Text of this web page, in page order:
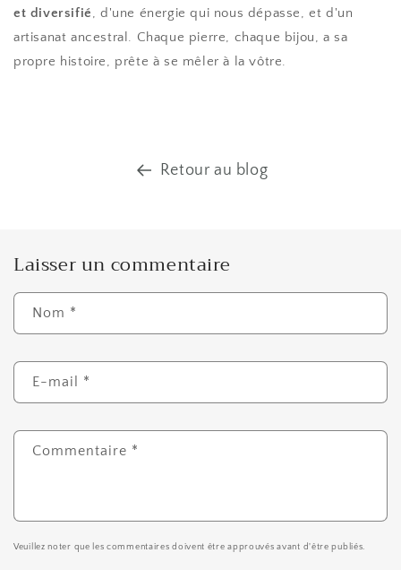
et diversifié, d'une énergie qui nous dépasse, et d'un
artisanat ancestral. Chaque pierre, chaque bijou, a sa
propre histoire, prête à se mêler à la vôtre.
Retour au blog
Laisser un commentaire
Nom *
E-mail *
Commentaire *
Veuillez noter que les commentaires doivent être approuvés avant d'être publiés.